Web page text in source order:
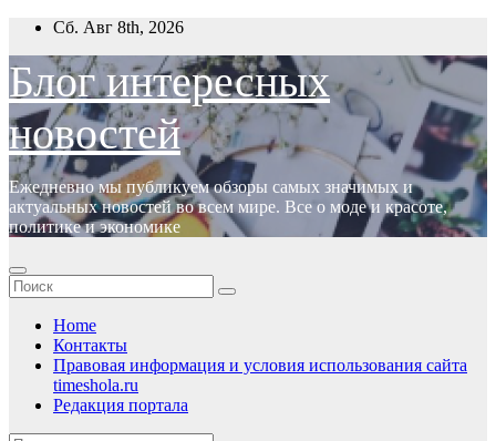
Перейти
содержимому
Сб. Авг 8th, 2026
Блог интересных
новостей
Ежедневно мы публикуем обзоры самых значимых и
актуальных новостей во всем мире. Все о моде и красоте,
политике и экономике
Home
Контакты
Правовая информация и условия использования сайта
timeshola.ru
Редакция портала